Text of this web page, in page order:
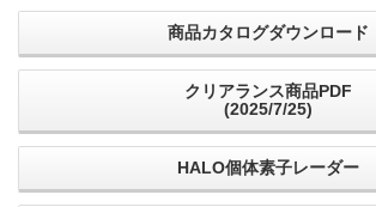
商品カタログダウンロード
クリアランス商品PDF
(2025/7/25)
HALO個体素子レーダー